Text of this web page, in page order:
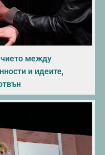
между
и идеите,